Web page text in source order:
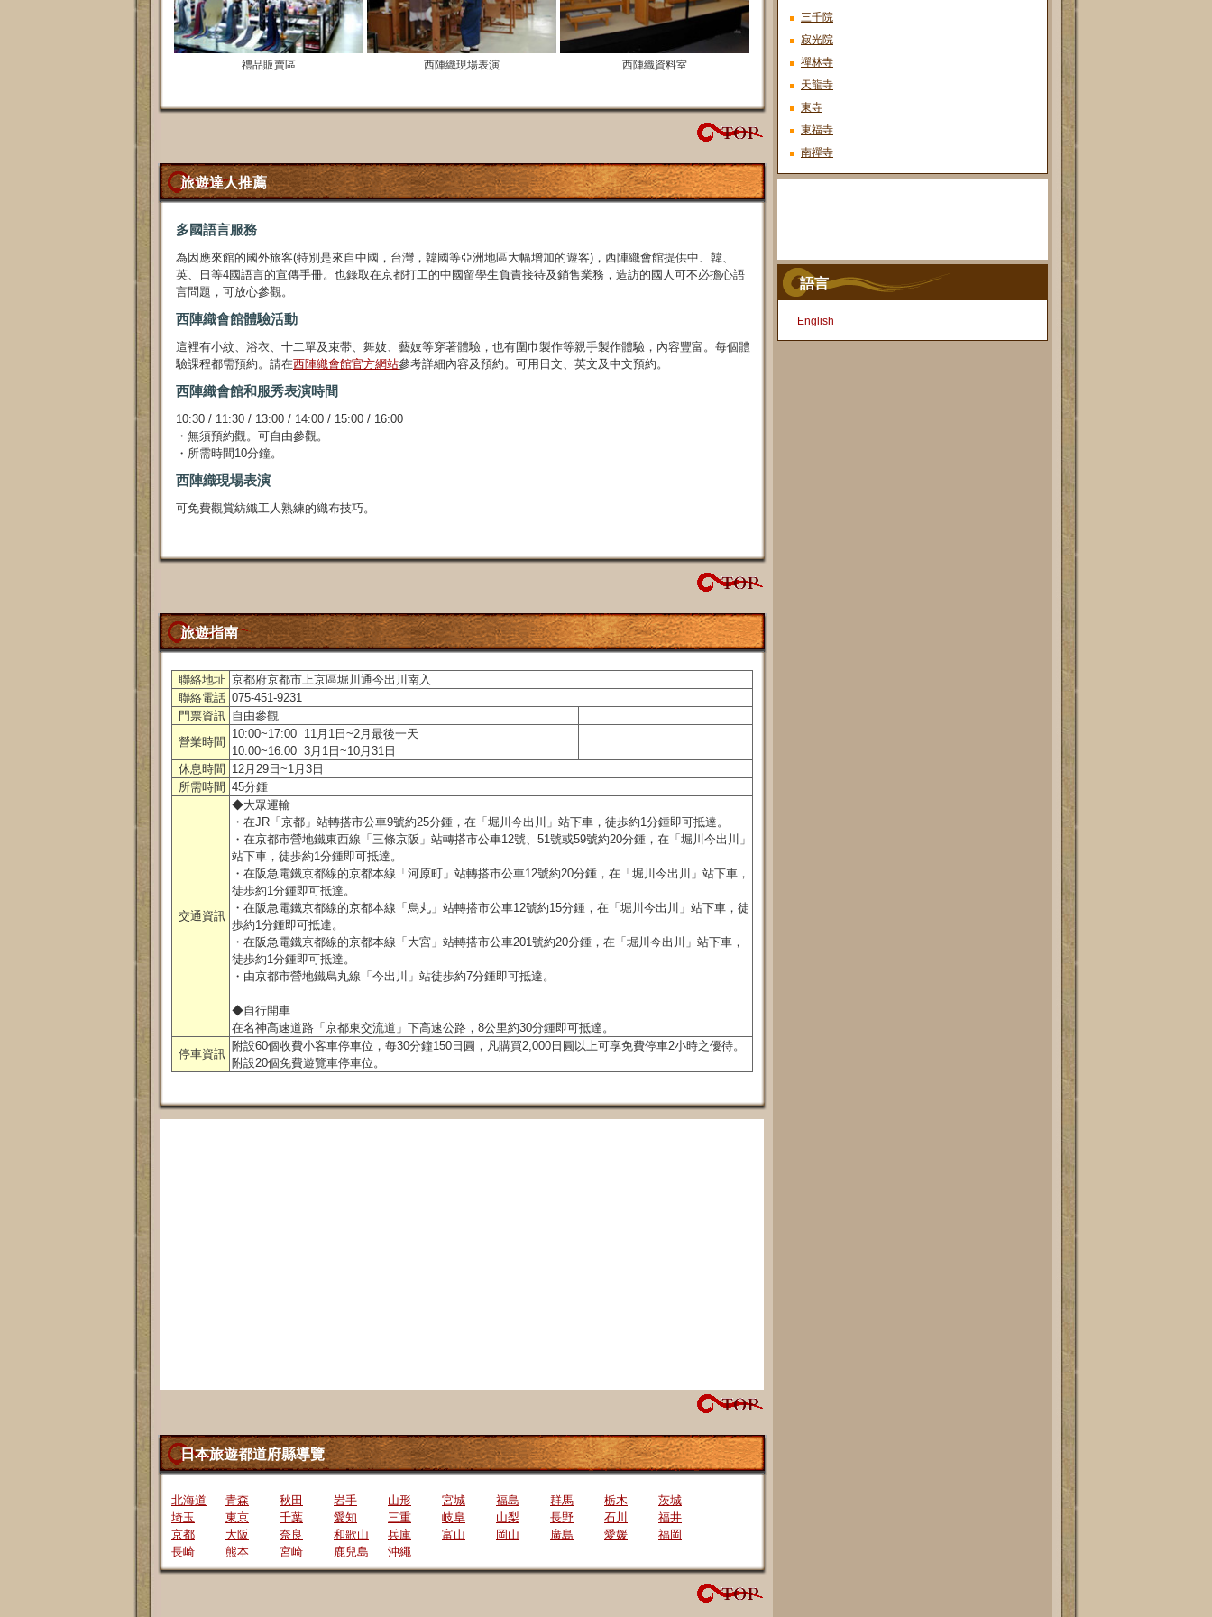
禮品販賣區 西陣織現場表演 西陣織資料室
旅遊達人推薦
多國語言服務
為因應來館的國外旅客(特別是來自中國，台灣，韓國等亞洲地區大幅增加的遊客)，西陣織會館提供中、韓、
英、日等4國語言的宣傳手冊。也錄取在京都打工的中國留學生負責接待及銷售業務，造訪的國人可不必擔心語
言問題，可放心參觀。
西陣織會館體驗活動
這裡有小紋、 浴衣、 十二單及束帯、 舞妓、 藝妓等穿著體驗，也有圍巾製作等親手製作體驗 ，內容豐富。每個體
驗課程都需預約。請在西陣織會館官方網站參考詳細內容及預約。可用日文、英文及中文預約。
西陣織會館和服秀表演時間
10:30 / 11:30 / 13:00 / 14:00 / 15:00 / 16:00
・無須預約觀。可自由參觀。
・所需時間10分鐘。
西陣織現場表演
可免費觀賞紡織工人熟練的織布技巧。
旅遊指南
聯絡地址 京都府京都市上京區堀川通今出川南入
聯絡電話 075-451-9231
門票資訊 自由參觀
營業時間
10:00~17:00 11月1日~2月最後一天
10:00~16:00 3月1日~10月31日
休息時間
12月29日~1月3日
所需時間 45分鍾
交通資訊
◆大眾運輸
・在JR「京都」站轉搭市公車9號約25分鍾，在「堀川今出川」站下車，徒歩約1分鍾即可抵達。
・在京都市營地鐵東西線「三條京阪」站轉搭市公車12號、51號或59號約20分鍾，在「堀川今出川」
站下車，徒歩約1分鍾即可抵達。
・在阪急電鐵京都線的京都本線「河原町」站轉搭市公車12號約20分鍾，在「堀川今出川」站下車，
徒歩約1分鍾即可抵達。
・在阪急電鐵京都線的京都本線「烏丸」站轉搭市公車12號約15分鍾，在「堀川今出川」站下車，徒
歩約1分鍾即可抵達。
・在阪急電鐵京都線的京都本線「大宮」站轉搭市公車201號約20分鍾，在「堀川今出川」站下車，
徒歩約1分鍾即可抵達。
・由京都市營地鐵烏丸線「今出川」站徒歩約7分鍾即可抵達。
◆自行開車
在名神高速道路「京都東交流道」下高速公路，8公里約30分鍾即可抵達。
停車資訊
附設60個收費小客車停車位，每30分鐘150日圓，凡購買2,000日圓以上可享免費停車2小時之優待。
附設20個免費遊覽車停車位。
日本旅遊都道府縣導覽
北海道 青森 秋田 岩手 山形 宮城 福島 群馬 栃木
茨城
埼玉
東京 千葉 愛知 三重 岐阜 山梨 長野 石川
福井
京都
大阪 奈良 和歌山 兵庫 富山 岡山 廣島 愛媛
福岡
長崎
熊本 宮崎 鹿兒島 沖繩
三千院
寂光院
禪林寺
天龍寺
東寺
東福寺
南禪寺
語言
English